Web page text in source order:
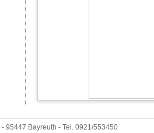
- 95447 Bayreuth - Tel. 0921/553450